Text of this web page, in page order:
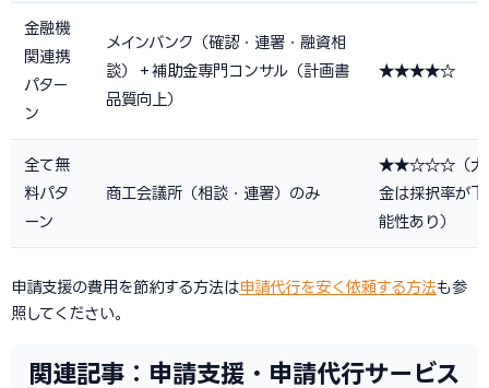
金融機
関連携
パター
ン
メインバンク（確認・連署・融資相
談）＋補助金専門コンサル（計画書
品質向上）
★★★★☆
全て無
料パタ
ーン
商工会議所（相談・連署）のみ
★★☆☆☆（大
金は採択率が
能性あり）
申請支援の費用を節約する方法は申請代行を安く依頼する方法も参
照してください。
関連記事：申請支援・申請代行サービス